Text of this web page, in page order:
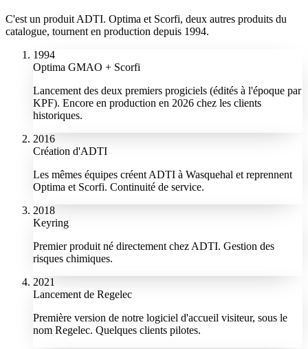
C'est un produit ADTI. Optima et Scorfi, deux autres produits du
catalogue, tournent en production depuis 1994.
1994
Optima GMAO + Scorfi
Lancement des deux premiers progiciels (édités à l'époque par
KPF). Encore en production en 2026 chez les clients
historiques.
2016
Création d'ADTI
Les mêmes équipes créent ADTI à Wasquehal et reprennent
Optima et Scorfi. Continuité de service.
2018
Keyring
Premier produit né directement chez ADTI. Gestion des
risques chimiques.
2021
Lancement de Regelec
Première version de notre logiciel d'accueil visiteur, sous le
nom Regelec. Quelques clients pilotes.